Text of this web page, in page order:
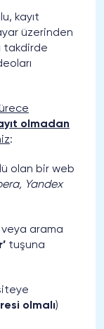
kayıt
üzerinden
takdirde
olmadan
:
olan bir web
Yandex
veya arama
tuşuna
olmalı)